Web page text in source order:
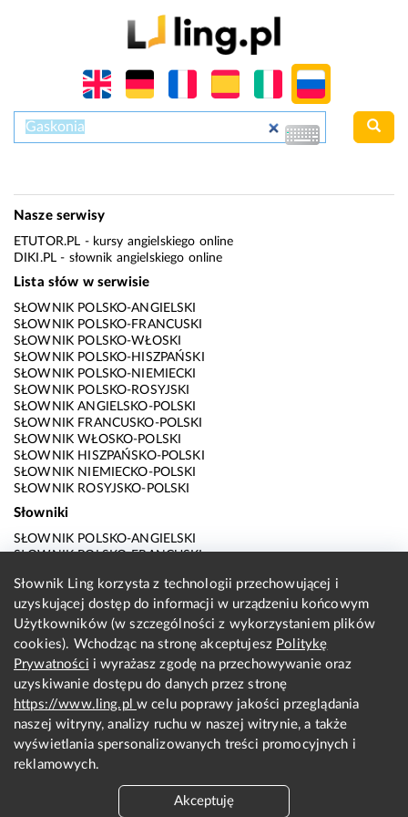
Nasze serwisy
ETUTOR.PL - kursy angielskiego online
DIKI.PL - słownik angielskiego online
Lista słów w serwisie
SŁOWNIK POLSKO-ANGIELSKI
SŁOWNIK POLSKO-FRANCUSKI
SŁOWNIK POLSKO-WŁOSKI
SŁOWNIK POLSKO-HISZPAŃSKI
SŁOWNIK POLSKO-NIEMIECKI
SŁOWNIK POLSKO-ROSYJSKI
SŁOWNIK ANGIELSKO-POLSKI
SŁOWNIK FRANCUSKO-POLSKI
SŁOWNIK WŁOSKO-POLSKI
SŁOWNIK HISZPAŃSKO-POLSKI
SŁOWNIK NIEMIECKO-POLSKI
SŁOWNIK ROSYJSKO-POLSKI
Słowniki
SŁOWNIK POLSKO-ANGIELSKI
SŁOWNIK POLSKO-FRANCUSKI
SŁOWNIK POLSKO-HISZPAŃSKI
SŁOWNIK POLSKO-NIEMIECKI
SŁOWNIK POLSKO-ROSYJSKI
SŁOWNIK ANGIELSKO-POLSKI
SŁOWNIK FRANCUSKO-POLSKI
SŁOWNIK WŁOSKO-POLSKI
SŁOWNIK HISZPAŃSKO-POLSKI
SŁOWNIK NIEMIECKO-POLSKI
SŁOWNIK ROSYJSKO-POLSKI
O nas
KONTAKT Z REDAKCJĄ
Słownik Ling korzysta z technologii przechowującej i
uzyskującej dostęp do informacji w urządzeniu końcowym
Użytkowników (w szczególności z wykorzystaniem plików
cookies). Wchodząc na stronę akceptujesz Politykę
Prywatności i wyrażasz zgodę na przechowywanie oraz
uzyskiwanie dostępu do danych przez stronę
https://www.ling.plw celu poprawy jakości przeglądania
naszej witryny, analizy ruchu w naszej witrynie, a także
wyświetlania spersonalizowanych treści promocyjnych i
reklamowych.
Akceptuję